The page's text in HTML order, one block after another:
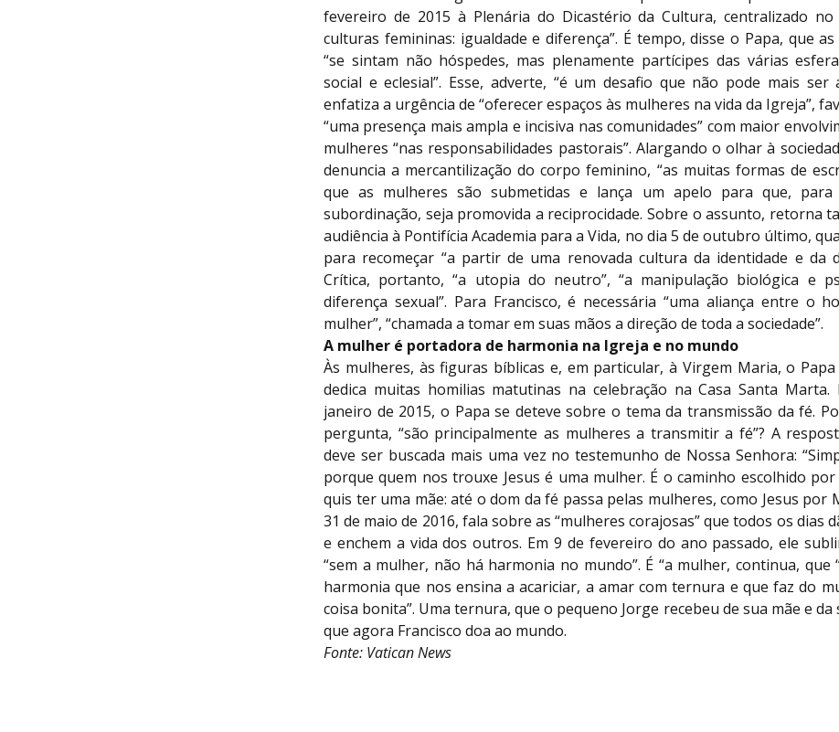
fevereiro de 2015 à Plenária do Dicastério da Cultura, centralizado no
culturas femininas: igualdade e diferença”. É tempo, disse o Papa, que
“se sintam não hóspedes, mas plenamente partícipes das várias
social e eclesial”. Esse, adverte, “é um desafio que não pode mais ser
enfatiza a urgência de “oferecer espaços às mulheres na vida da Igreja”,
“uma presença mais ampla e incisiva nas comunidades” com maior
mulheres “nas responsabilidades pastorais”. Alargando o olhar à
denuncia a mercantilização do corpo feminino, “as muitas formas de
que as mulheres são submetidas e lança um apelo para que, para
subordinação, seja promovida a reciprocidade. Sobre o assunto, retorna
audiência à Pontifícia Academia para a Vida, no dia 5 de outubro último,
para recomeçar “a partir de uma renovada cultura da identidade e da
Crítica, portanto, “a utopia do neutro”, “a manipulação biológica e
diferença sexual”. Para Francisco, é necessária “uma aliança entre o
mulher”, “chamada a tomar em suas mãos a direção de toda a sociedade”.
A mulher é portadora de harmonia na Igreja e no mundo
Às mulheres, às figuras bíblicas e, em particular, à Virgem Maria, o Papa
dedica muitas homilias matutinas na celebração na Casa Santa Marta.
janeiro de 2015, o Papa se deteve sobre o tema da transmissão da fé.
pergunta, “são principalmente as mulheres a transmitir a fé”? A
deve ser buscada mais uma vez no testemunho de Nossa Senhora:
porque quem nos trouxe Jesus é uma mulher. É o caminho escolhido por
quis ter uma mãe: até o dom da fé passa pelas mulheres, como Jesus por
31 de maio de 2016, fala sobre as “mulheres corajosas” que todos os dias
e enchem a vida dos outros. Em 9 de fevereiro do ano passado, ele
“sem a mulher, não há harmonia no mundo”. É “a mulher, continua, que
harmonia que nos ensina a acariciar, a amar com ternura e que faz do
coisa bonita”. Uma ternura, que o pequeno Jorge recebeu de sua mãe e da
que agora Francisco doa ao mundo.
Fonte: Vatican News